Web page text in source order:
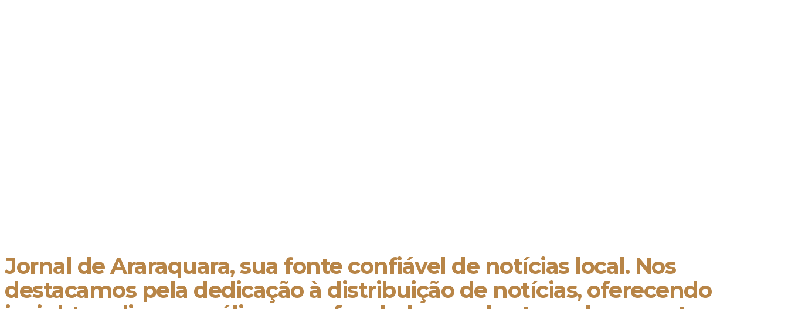
Jornal de Araraquara, sua fonte confiável de notícias local. Nos
destacamos pela dedicação à distribuição de notícias, oferecendo